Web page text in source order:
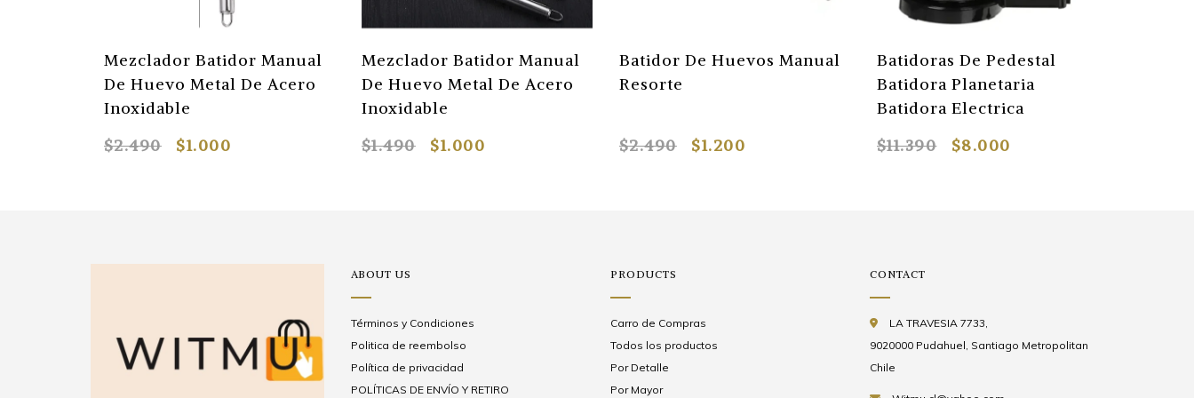
De Huevos Manual
$1.200
Batidoras De Pedestal
Batidora Planetaria
Batidora Electrica
$8.000
Olla A Presion Multiuso
$26.280
Rodillo Plástico Masaje
Facial Linfático + Guasha
$1.000
Cesta Plegable
Almacenamiento De
Sucia 2
ABOUT US
Términos y Condiciones
Politica de reembolso
Política de privacidad
POLÍTICAS DE ENVÍO Y RETIRO
PRODUCTS
Carro de Compras
Todos los productos
Por Detalle
Por Mayor
CONTACT
LA TRAVESIA 7733,
9020000 Pudahuel, Santiago Metropolitan
Chile